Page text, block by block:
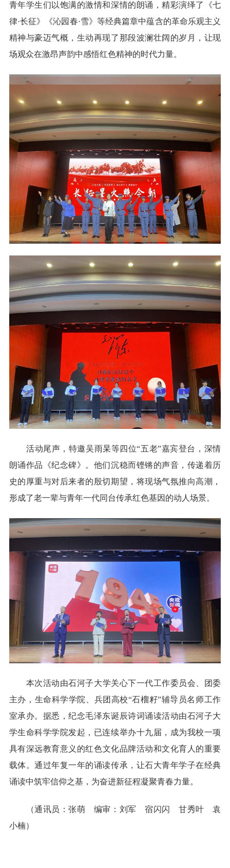
青年学生们以饱满的激情和深情的朗诵，精彩演绎了
《七
律·长征》《沁园春·雪》等经典篇章中蕴含的革命乐观主义
精神与豪迈气概，生动再现了那段波澜壮阔的岁月，让现
场观众在激昂声韵中感悟红色精神的时代力量。
活动尾声，特邀吴雨杲等四位“五老”嘉宾登台，深情
朗诵作品《纪念碑》。他们沉稳而铿锵的声音，传递着历
史的厚重与对后来者的殷切期望，将现场气氛推向高潮，
形成了老一辈与青年一代同台传承红色基因的动人场景。
本次活动由石河子大学关心下一代工作委员会、团委
主办，生命科学学院、兵团高校“石榴籽”辅导员名师工作
室承办。据悉，纪念毛泽东诞辰诗词诵读活动由石河子大
学生命科学学院发起，已连续举办十九届，成为我校一项
具有深远教育意义的红色文化品牌活动和文化育人的重要
载体。通过年复一年的诵读传承，让石大青年学子在经典
诵读中筑牢信仰之基，为奋进新征程凝聚青春力量。
（通讯员：张萌 编审：刘军 宿闪闪 甘秀叶 袁
小楠）